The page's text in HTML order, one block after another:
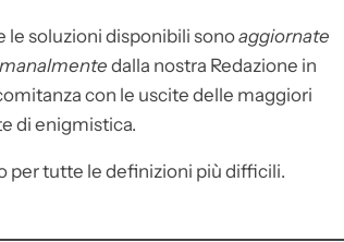
le soluzioni disponibili sonoaggiornate
dalla nostra Redazione in
con le uscite delle maggiori
di enigmistica.
per tutte le definizioni più difficili.